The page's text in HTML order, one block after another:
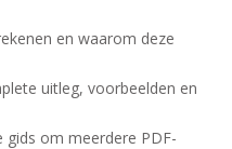
en waarom deze
uitleg, voorbeelden en
gids om meerdere PDF-